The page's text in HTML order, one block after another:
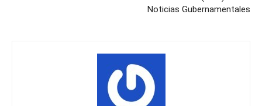
Noticias Gubernamentales